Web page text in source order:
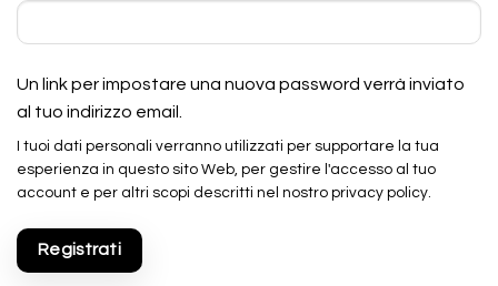
Un link per impostare una nuova password verrà inviato
al tuo indirizzo email.
I tuoi dati personali verranno utilizzati per supportare la tua
esperienza in questo sito Web, per gestire l'accesso al tuo
account e per altri scopi descritti nel nostro privacy policy.
Registrati